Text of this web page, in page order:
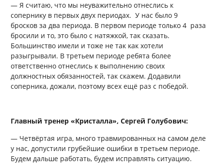
— Я считаю, что мы неуважительно отнеслись к
сопернику в первых двух периодах. У нас было 9
бросков за два периода. В первом периоде только 4 раза
бросили и то, это было с натяжкой, так сказать.
Большинство имели и тоже не так как хотели
разыгрывали. В третьем периоде ребята более
ответственно отнеслись к выполнению своих
должностных обязанностей, так скажем. Додавили
соперника, дожали, поэтому всех ещё раз с победой.
Главный тренер «Кристалла», Сергей Голубович:
— Четвёртая игра, много травмированных на самом деле
у нас, допустили грубейшие ошибки в третьем периоде.
Будем дальше работать, будем исправлять ситуацию.